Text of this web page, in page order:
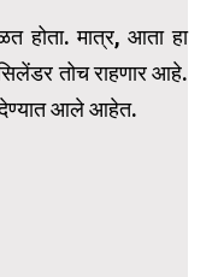
होता. मात्र, आता हा
तोच राहणार आहे.
देण्यात आले आहेत.